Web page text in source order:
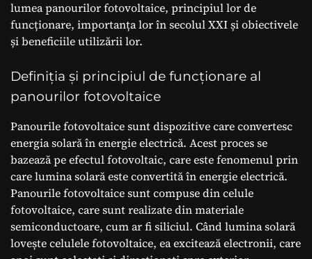
lumea panourilor fotovoltaice, principiul lor de
funcționare, importanța lor în secolul XXI și obiectivele
și beneficiile utilizării lor.
Definiția și principiul de funcționare al
panourilor fotovoltaice
Panourile fotovoltaice sunt dispozitive care convertesc
energia solară în energie electrică. Acest proces se
bazează pe efectul fotovoltaic, care este fenomenul prin
care lumina solară este convertită în energie electrică.
Panourile fotovoltaice sunt compuse din celule
fotovoltaice, care sunt realizate din materiale
semiconductoare, cum ar fi siliciul. Când lumina solară
lovește celulele fotovoltaice, ea excitează electronii, care